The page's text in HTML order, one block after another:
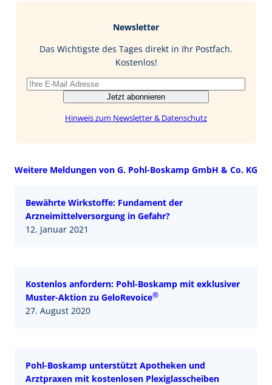
I
Newsletter
Das Wichtigste des Tages direkt in Ihr Postfach.
Kostenlos!
Jetzt abonnieren
Hinweis zum Newsletter & Datenschutz
Weitere Meldungen von G. Pohl-Boskamp GmbH & Co. KG
Bewährte Wirkstoffe: Fundament der
Arzneimittelversorgung in Gefahr?
12. Januar 2021
Kostenlos anfordern: Pohl-Boskamp mit exklusiver
Muster-Aktion zu GeloRevoice®
27. August 2020
Pohl-Boskamp unterstützt Apotheken und
Arztpraxen mit kostenlosen Plexiglasscheiben